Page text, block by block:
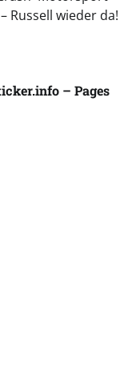
Russell wieder da!
– Pages